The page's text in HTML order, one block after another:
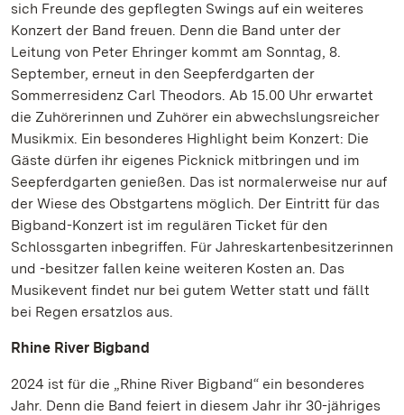
sich Freunde des gepflegten Swings auf ein weiteres
Konzert der Band freuen. Denn die Band unter der
Leitung von Peter Ehringer kommt am Sonntag, 8.
September, erneut in den Seepferdgarten der
Sommerresidenz Carl Theodors. Ab 15.00 Uhr erwartet
die Zuhörerinnen und Zuhörer ein abwechslungsreicher
Musikmix. Ein besonderes Highlight beim Konzert: Die
Gäste dürfen ihr eigenes Picknick mitbringen und im
Seepferdgarten genießen. Das ist normalerweise nur auf
der Wiese des Obstgartens möglich. Der Eintritt für das
Bigband-Konzert ist im regulären Ticket für den
Schlossgarten inbegriffen. Für Jahreskartenbesitzerinnen
und -besitzer fallen keine weiteren Kosten an. Das
Musikevent findet nur bei gutem Wetter statt und fällt
bei Regen ersatzlos aus.
Rhine River Bigband
2024 ist für die „Rhine River Bigband“ ein besonderes
Jahr. Denn die Band feiert in diesem Jahr ihr 30-jähriges